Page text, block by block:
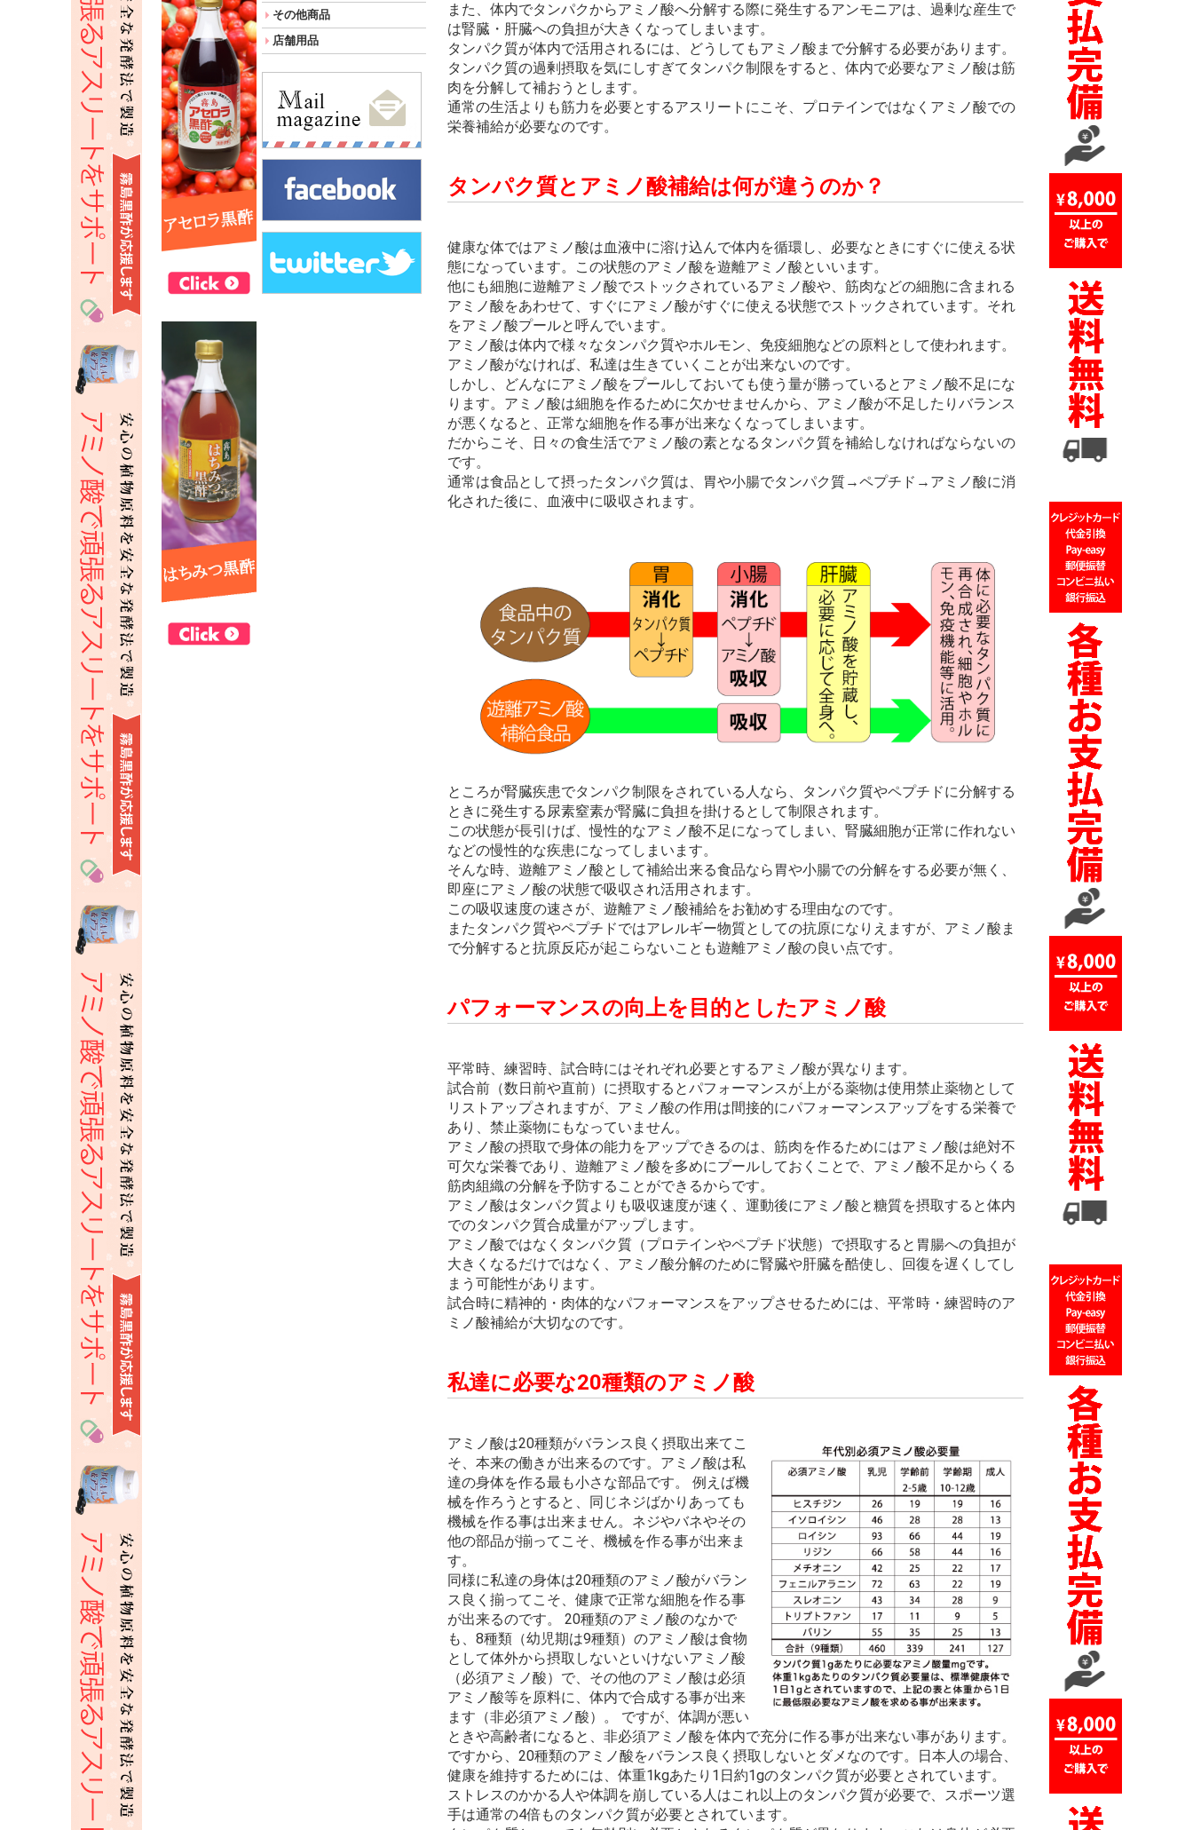
また、体内でタンパクからアミノ酸へ分解する際に発生するアンモニアは、過剰な産生で
は腎臓・肝臓への負担が大きくなってしまいます。
タンパク質が体内で活用されるには、どうしてもアミノ酸まで分解する必要があります。
タンパク質の過剰摂取を気にしすぎてタンパク制限をすると、体内で必要なアミノ酸は筋
肉を分解して補おうとします。
通常の生活よりも筋力を必要とするアスリートにこそ、プロテインではなくアミノ酸での
栄養補給が必要なのです。
タンパク質とアミノ酸補給は何が違うのか？
健康な体ではアミノ酸は血液中に溶け込んで体内を循環し、必要なときにすぐに使える状
態になっています。この状態のアミノ酸を遊離アミノ酸といいます。
他にも細胞に遊離アミノ酸でストックされているアミノ酸や、筋肉などの細胞に含まれる
アミノ酸をあわせて、すぐにアミノ酸がすぐに使える状態でストックされています。それ
をアミノ酸プールと呼んでいます。
アミノ酸は体内で様々なタンパク質やホルモン、免疫細胞などの原料として使われます。
アミノ酸がなければ、私達は生きていくことが出来ないのです。
しかし、どんなにアミノ酸をプールしておいても使う量が勝っているとアミノ酸不足にな
ります。アミノ酸は細胞を作るために欠かせませんから、アミノ酸が不足したりバランス
が悪くなると、正常な細胞を作る事が出来なくなってしまいます。
だからこそ、日々の食生活でアミノ酸の素となるタンパク質を補給しなければならないの
です。
通常は食品として摂ったタンパク質は、胃や小腸でタンパク質→ペプチド→アミノ酸に消
化された後に、血液中に吸収されます。
ところが腎臓疾患でタンパク制限をされている人なら、タンパク質やペプチドに分解する
ときに発生する尿素窒素が腎臓に負担を掛けるとして制限されます。
この状態が長引けば、慢性的なアミノ酸不足になってしまい、腎臓細胞が正常に作れない
などの慢性的な疾患になってしまいます。
そんな時、遊離アミノ酸として補給出来る食品なら胃や小腸での分解をする必要が無く、
即座にアミノ酸の状態で吸収され活用されます。
この吸収速度の速さが、遊離アミノ酸補給をお勧めする理由なのです。
またタンパク質やペプチドではアレルギー物質としての抗原になりえますが、アミノ酸ま
で分解すると抗原反応が起こらないことも遊離アミノ酸の良い点です。
パフォーマンスの向上を目的としたアミノ酸
平常時、練習時、試合時にはそれぞれ必要とするアミノ酸が異なります。
試合前（数日前や直前）に摂取するとパフォーマンスが上がる薬物は使用禁止薬物として
リストアップされますが、アミノ酸の作用は間接的にパフォーマンスアップをする栄養で
あり、禁止薬物にもなっていません。
アミノ酸の摂取で身体の能力をアップできるのは、筋肉を作るためにはアミノ酸は絶対不
可欠な栄養であり、遊離アミノ酸を多めにプールしておくことで、アミノ酸不足からくる
筋肉組織の分解を予防することができるからです。
アミノ酸はタンパク質よりも吸収速度が速く、運動後にアミノ酸と糖質を摂取すると体内
でのタンパク質合成量がアップします。
アミノ酸ではなくタンパク質（プロテインやペプチド状態）で摂取すると胃腸への負担が
大きくなるだけではなく、アミノ酸分解のために腎臓や肝臓を酷使し、回復を遅くしてし
まう可能性があります。
試合時に精神的・肉体的なパフォーマンスをアップさせるためには、平常時・練習時のア
ミノ酸補給が大切なのです。
私達に必要な20種類のアミノ酸
アミノ酸は20種類がバランス良く摂取出来てこ
そ、本来の働きが出来るのです。アミノ酸は私
達の身体を作る最も小さな部品です。 例えば機
械を作ろうとすると、同じネジばかりあっても
機械を作る事は出来ません。ネジやバネやその
他の部品が揃ってこそ、機械を作る事が出来ま
す。
同様に私達の身体は20種類のアミノ酸がバラン
ス良く揃ってこそ、健康で正常な細胞を作る事
が出来るのです。 20種類のアミノ酸のなかで
も、8種類（幼児期は9種類）のアミノ酸は食物
として体外から摂取しないといけないアミノ酸
（必須アミノ酸）で、その他のアミノ酸は必須
アミノ酸等を原料に、体内で合成する事が出来
ます（非必須アミノ酸）。 ですが、体調が悪い
ときや高齢者になると、非必須アミノ酸を体内で充分に作る事が出来ない事があります。
ですから、20種類のアミノ酸をバランス良く摂取しないとダメなのです。日本人の場合、
健康を維持するためには、体重1kgあたり1日約1gのタンパク質が必要とされています。
ストレスのかかる人や体調を崩している人はこれ以上のタンパク質が必要で、スポーツ選
手は通常の4倍ものタンパク質が必要とされています。
その他商品
店舗用品